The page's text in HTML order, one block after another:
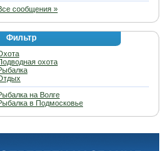
сообщения »
Фильтр
охота
на Волге
в Подмосковье